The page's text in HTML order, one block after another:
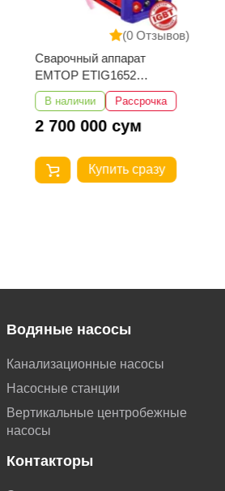
(0 Отзывов)
Сварочный аппарат
EMTOP ETIG1652
TIG/MMA
В наличии Рассрочка
2 700 000 сум
Купить сразу
Водяные насосы
Канализационные насосы
Насосные станции
Вертикальные центробежные
насосы
Контакторы